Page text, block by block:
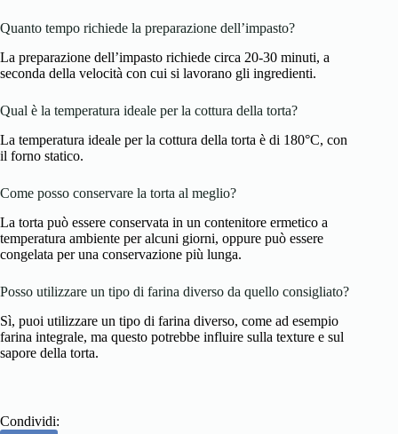
Quanto tempo richiede la preparazione dell’impasto?
La preparazione dell’impasto richiede circa 20-30 minuti, a
seconda della velocità con cui si lavorano gli ingredienti.
Qual è la temperatura ideale per la cottura della torta?
La temperatura ideale per la cottura della torta è di 180°C, con
il forno statico.
Come posso conservare la torta al meglio?
La torta può essere conservata in un contenitore ermetico a
temperatura ambiente per alcuni giorni, oppure può essere
congelata per una conservazione più lunga.
Posso utilizzare un tipo di farina diverso da quello consigliato?
Sì, puoi utilizzare un tipo di farina diverso, come ad esempio
farina integrale, ma questo potrebbe influire sulla texture e sul
sapore della torta.
Condividi: